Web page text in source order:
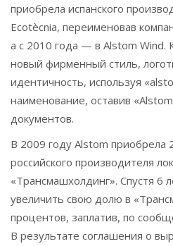
приобрела испанского
Ecotècnia, переименовав
а с 2010 года — в Alstom Wind.
новый фирменный стиль,
идентичность, используя
наименование, оставив
документов.
В 2009 году Alstom приобрела
российского производителя
«Трансмашхолдинг». Спустя 6
увеличить свою долю в
процентов, заплатив, по
В результате соглашения о